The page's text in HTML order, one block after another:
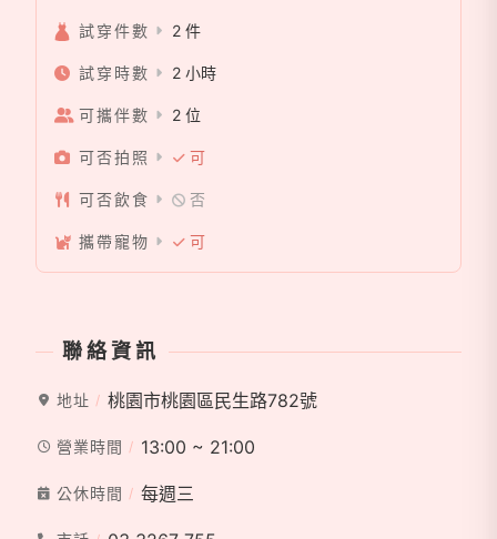
試穿件數 2 件
試穿時數 2 小時
可攜伴數 2 位
可否拍照 可
可否飲食 否
攜帶寵物 可
聯絡資訊
地址 桃園市桃園區民生路782號
營業時間 13:00 ~ 21:00
公休時間 每週三